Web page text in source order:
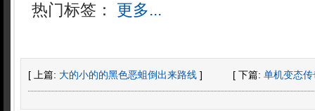
热门标签： 更多...
[ 上篇: 大的小的的黑色恶蛆倒出来路线 ] [ 下篇: 单机变态